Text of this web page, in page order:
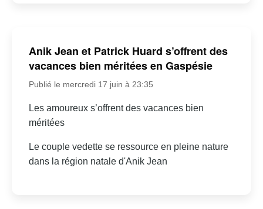
Anik Jean et Patrick Huard s’offrent des
vacances bien méritées en Gaspésie
Publié le mercredi 17 juin à 23:35
Les amoureux s’offrent des vacances bien
méritées
Le couple vedette se ressource en pleine nature
dans la région natale d'Anik Jean